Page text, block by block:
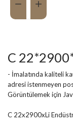
C
- İmalatında kaliteli
adresi istenmeyen
Görüntülemek için
C 22x2900xLi